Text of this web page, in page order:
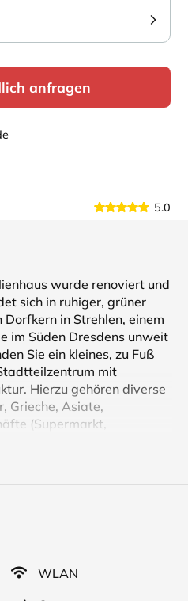
anfragen
5.0
wurde renoviert und
sich in ruhiger, grüner
in Strehlen, einem
im Süden Dresdens unweit
Sie ein kleines, zu Fuß
mit
Hierzu gehören diverse
Grieche, Asiate,
(Supermarkt,
Kosmetik, Friseur,
eine komfortable Küche
zu einer kleinen
modernen und
ein Gäste-WC.
vom Wohnzimmer aus
WLAN